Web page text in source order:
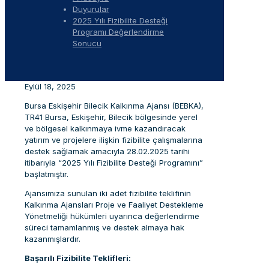
Duyurular
2025 Yılı Fizibilite Desteği
Programı Değerlendirme
Sonucu
Eylül 18, 2025
Bursa Eskişehir Bilecik Kalkınma Ajansı (BEBKA),
TR41 Bursa, Eskişehir, Bilecik bölgesinde yerel
ve bölgesel kalkınmaya ivme kazandıracak
yatırım ve projelere ilişkin fizibilite çalışmalarına
destek sağlamak amacıyla 28.02.2025 tarihi
itibarıyla “2025 Yılı Fizibilite Desteği Programını”
başlatmıştır.
Ajansımıza sunulan iki adet fizibilite teklifinin
Kalkınma Ajansları Proje ve Faaliyet Destekleme
Yönetmeliği hükümleri uyarınca değerlendirme
süreci tamamlanmış ve destek almaya hak
kazanmışlardır.
Başarılı Fizibilite Teklifleri: